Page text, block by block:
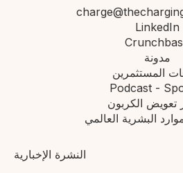
LinkedIn
مدونة
المستثمرين
Podcast -
الكربون
البشرية العالمي
النشرة الإخبارية